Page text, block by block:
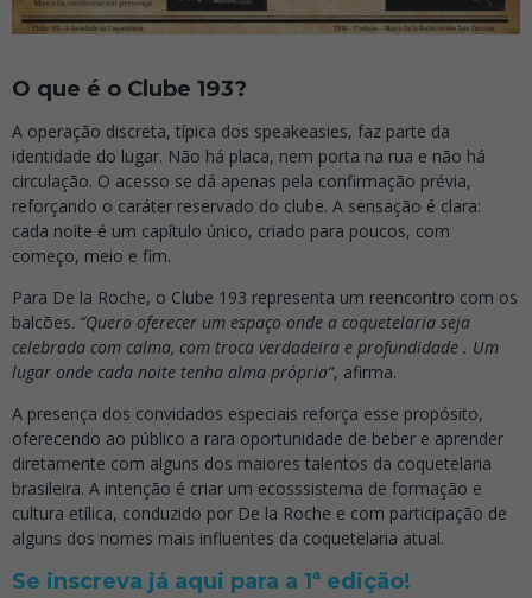
O que é o Clube 193?
A operação discreta, típica dos speakeasies, faz parte da
identidade do lugar. Não há placa, nem porta na rua e não há
circulação. O acesso se dá apenas pela confirmação prévia,
reforçando o caráter reservado do clube. A sensação é clara:
cada noite é um capítulo único, criado para poucos, com
começo, meio e fim.
Para De la Roche, o Clube 193 representa um reencontro com os
balcões. “Quero oferecer um espaço onde a coquetelaria seja
celebrada com calma, com troca verdadeira e profundidade . Um
lugar onde cada noite tenha alma própria”, afirma.
A presença dos convidados especiais reforça esse propósito,
oferecendo ao público a rara oportunidade de beber e aprender
diretamente com alguns dos maiores talentos da coquetelaria
brasileira. A intenção é criar um ecosssistema de formação e
cultura etílica, conduzido por De la Roche e com participação de
alguns dos nomes mais influentes da coquetelaria atual.
Se inscreva já aqui para a 1ª edição!